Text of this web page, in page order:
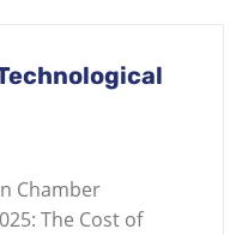
Chamber
The Cost of